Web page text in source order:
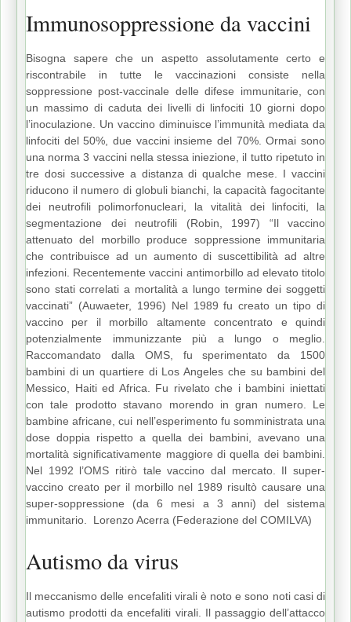
Immunosoppressione da vaccini
Bisogna sapere che un aspetto assolutamente certo e
riscontrabile in tutte le vaccinazioni consiste nella
soppressione post-vaccinale delle difese immunitarie, con
un massimo di caduta dei livelli di linfociti 10 giorni dopo
l’inoculazione. Un vaccino diminuisce l’immunità mediata da
linfociti del 50%, due vaccini insieme del 70%. Ormai sono
una norma 3 vaccini nella stessa iniezione, il tutto ripetuto in
tre dosi successive a distanza di qualche mese. I vaccini
riducono il numero di globuli bianchi, la capacità fagocitante
dei neutrofili polimorfonucleari, la vitalità dei linfociti, la
segmentazione dei neutrofili (Robin, 1997) “Il vaccino
attenuato del morbillo produce soppressione immunitaria
che contribuisce ad un aumento di suscettibilità ad altre
infezioni. Recentemente vaccini antimorbillo ad elevato titolo
sono stati correlati a mortalità a lungo termine dei soggetti
vaccinati” (Auwaeter, 1996) Nel 1989 fu creato un tipo di
vaccino per il morbillo altamente concentrato e quindi
potenzialmente immunizzante più a lungo o meglio.
Raccomandato dalla OMS, fu sperimentato da 1500
bambini di un quartiere di Los Angeles che su bambini del
Messico, Haiti ed Africa. Fu rivelato che i bambini iniettati
con tale prodotto stavano morendo in gran numero. Le
bambine africane, cui nell’esperimento fu somministrata una
dose doppia rispetto a quella dei bambini, avevano una
mortalità significativamente maggiore di quella dei bambini.
Nel 1992 l’OMS ritirò tale vaccino dal mercato. Il super-
vaccino creato per il morbillo nel 1989 risultò causare una
super-soppressione (da 6 mesi a 3 anni) del sistema
immunitario. Lorenzo Acerra (Federazione del COMILVA)
Autismo da virus
Il meccanismo delle encefaliti virali è noto e sono noti casi di
autismo prodotti da encefaliti virali. Il passaggio dell’attacco